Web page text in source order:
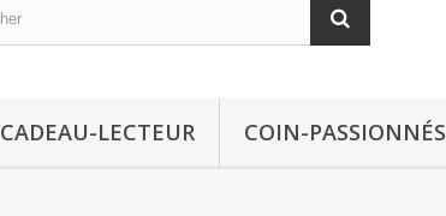
CADEAU-LECTEUR COIN-PASSIONNÉS